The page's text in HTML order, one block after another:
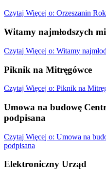
Czytaj Więcej o: Orzeszanin
Witamy najmłodszych
Czytaj Więcej o: Witamy
Piknik na Mitręgówce
Czytaj Więcej o: Piknik na
Umowa na budowę
podpisana
Czytaj Więcej o: Umowa na
podpisana
Elektroniczny Urząd